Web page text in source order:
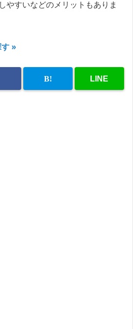
やすいなどのメリットもありま
»